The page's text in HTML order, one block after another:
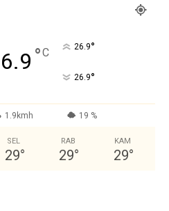
°C 26.9°
26.9°
1.9kmh 19 %
SEL
29°
RAB
29°
KAM
29°